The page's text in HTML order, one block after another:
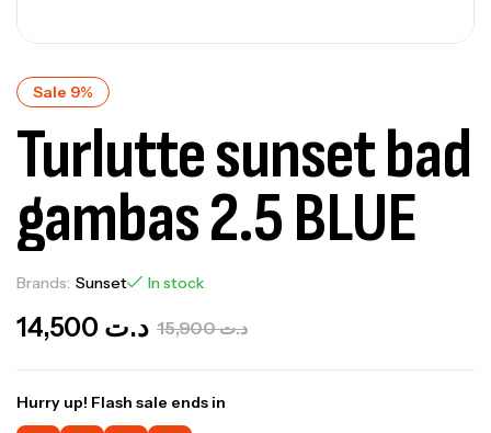
Sale 9%
Turlutte sunset bad
gambas 2.5 BLUE
Brands: Sunset In stock
د.ت15,900 د.ت
Hurry up! Flash sale ends in